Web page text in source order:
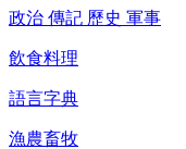
政治 傳記 歷史 軍事
飲食料理
語言字典
漁農畜牧